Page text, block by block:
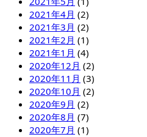
2021年4月 (2)
2021年3月 (2)
2021年2月 (1)
2021年1月 (4)
2020年12月 (2)
2020年11月 (3)
2020年10月 (2)
2020年9月 (2)
2020年8月 (7)
2020年7月 (1)